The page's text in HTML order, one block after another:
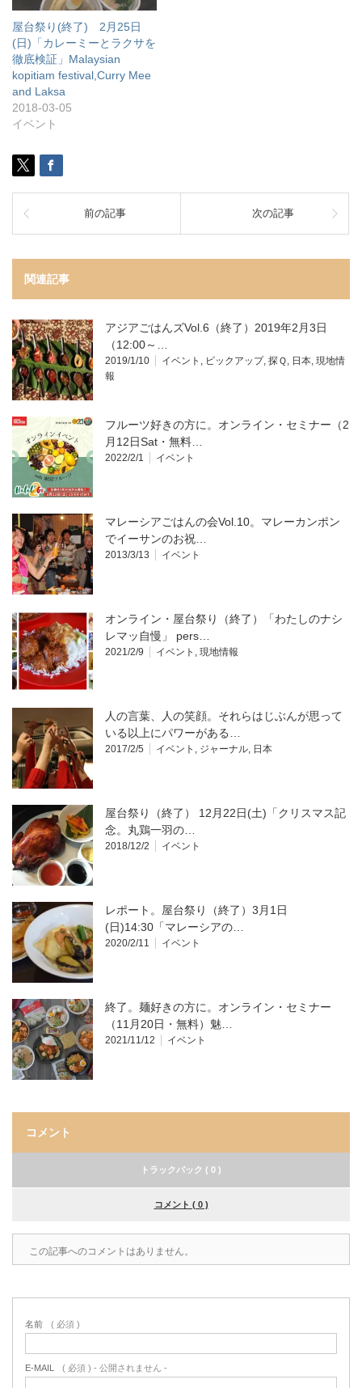
屋台祭り(終了) 2月25日
(日)「カレーミーとラクサを
徹底検証」Malaysian
kopitiam festival,Curry Mee
and Laksa
2018-03-05
イベント
前の記事 次の記事
関連記事
アジアごはんズVol.6（終了）2019年2月3日
（12:00～…
2019/1/10 イベント ピックアップ, 探Ｑ 日本 現地情
報
フルーツ好きの方に。オンライン・セミナー（2
月12日Sat・無料…
2022/2/1 イベント
マレーシアごはんの会Vol.10。マレーカンポン
でイーサンのお祝…
2013/3/13 イベント
オンライン・屋台祭り（終了）「わたしのナシ
レマッ自慢」 pers…
2021/2/9 イベント 現地情報
人の言葉、人の笑顔。それらはじぶんが思って
いる以上にパワーがある…
2017/2/5 イベント ジャーナル 日本
屋台祭り（終了） 12月22日(土)「クリスマス記
念。丸鶏一羽の…
2018/12/2 イベント
レポート。屋台祭り（終了）3月1日
(日)14:30「マレーシアの…
2020/2/11 イベント
終了。麺好きの方に。オンライン・セミナー
（11月20日・無料）魅…
2021/11/12 イベント
コメント
トラックバック ( 0 )
コメント ( 0 )
この記事へのコメントはありません。
名前 ( 必須 )
E-MAIL ( 必須 ) - 公開されません -